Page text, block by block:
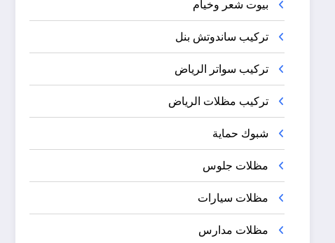
بيوت شعر وخيام
تركيب ساندوتش بنل
تركيب سواتر الرياض
تركيب مظلات الرياض
شبوك حماية
مظلات جلوس
مظلات سيارات
مظلات مدارس